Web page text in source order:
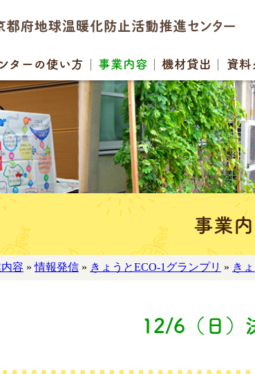
ターの使い方 事業内容 機材貸出 資料
事業
容 »情報発信 » きょうとECO-1グランプリ » き
12/6（日）